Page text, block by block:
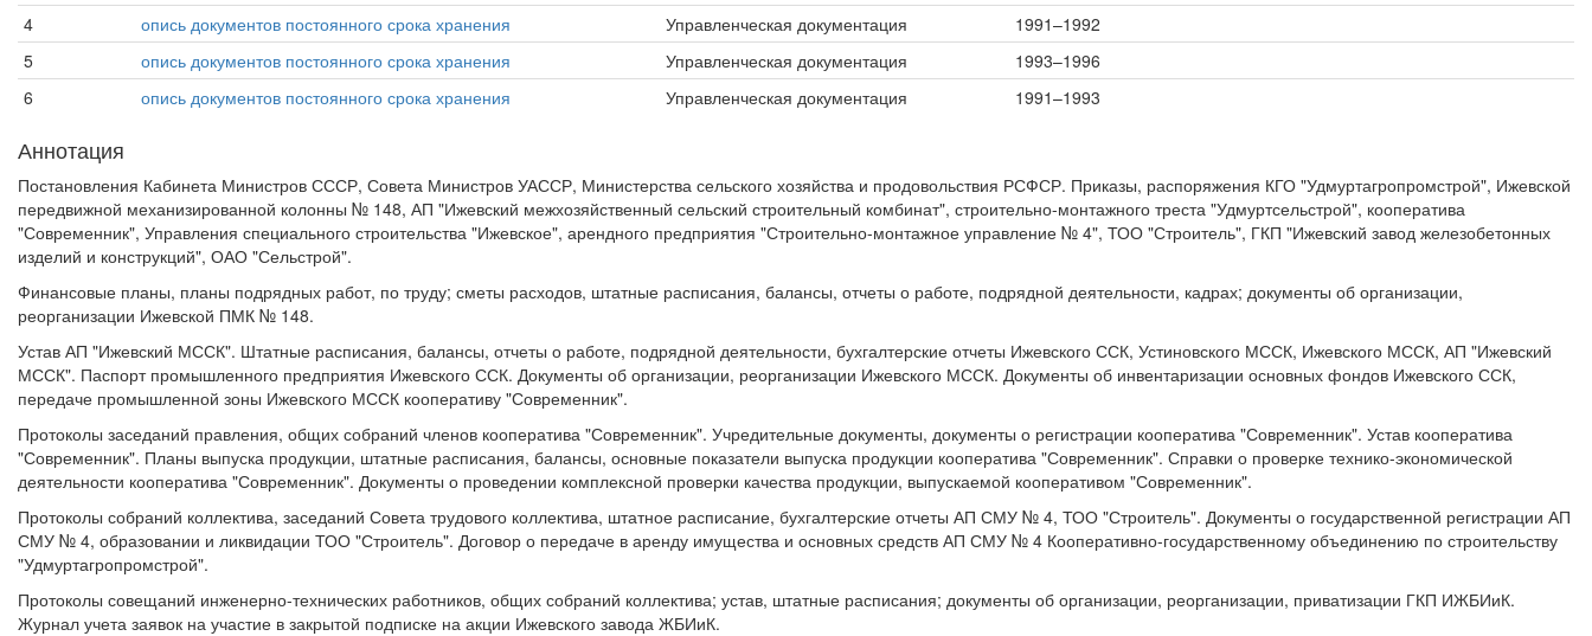
4
опись документов постоянного срока хранения Управленческая документация
1991–1992
5
опись документов постоянного срока хранения Управленческая документация
1993–1996
6
опись документов постоянного срока хранения Управленческая документация 1991–1993
Аннотация
Постановления Кабинета Министров СССР, Совета Министров УАССР, Министерства сельского хозяйства и продовольствия РСФСР. Приказы, распоряжения КГО "Удмуртагропромстрой", Ижевской
передвижной механизированной колонны № 148, АП "Ижевский межхозяйственный сельский строительный комбинат", строительно-монтажного треста "Удмуртсельстрой", кооператива
"Современник", Управления специального строительства "Ижевское", арендного предприятия "Строительно-монтажное управление № 4", ТОО "Строитель", ГКП "Ижевский завод железобетонных
изделий и конструкций", ОАО "Сельстрой".
Финансовые планы, планы подрядных работ, по труду; сметы расходов, штатные расписания, балансы, отчеты о работе, подрядной деятельности, кадрах; документы об организации,
реорганизации Ижевской ПМК № 148.
Устав АП "Ижевский МССК". Штатные расписания, балансы, отчеты о работе, подрядной деятельности, бухгалтерские отчеты Ижевского ССК, Устиновского МССК, Ижевского МССК, АП "Ижевский
МССК". Паспорт промышленного предприятия Ижевского ССК. Документы об организации, реорганизации Ижевского МССК. Документы об инвентаризации основных фондов Ижевского ССК,
передаче промышленной зоны Ижевского МССК кооперативу "Современник".
Протоколы заседаний правления, общих собраний членов кооператива "Современник". Учредительные документы, документы о регистрации кооператива "Современник". Устав кооператива
"Современник". Планы выпуска продукции, штатные расписания, балансы, основные показатели выпуска продукции кооператива "Современник". Справки о проверке технико-экономической
деятельности кооператива "Современник". Документы о проведении комплексной проверки качества продукции, выпускаемой кооперативом "Современник".
Протоколы собраний коллектива, заседаний Совета трудового коллектива, штатное расписание, бухгалтерские отчеты АП СМУ № 4, ТОО "Строитель". Документы о государственной регистрации АП
СМУ № 4, образовании и ликвидации ТОО "Строитель". Договор о передаче в аренду имущества и основных средств АП СМУ № 4 Кооперативно-государственному объединению по строительству
"Удмуртагропромстрой".
Протоколы совещаний инженерно-технических работников, общих собраний коллектива; устав, штатные расписания; документы об организации, реорганизации, приватизации ГКП ИЖБИиК.
Журнал учета заявок на участие в закрытой подписке на акции Ижевского завода ЖБИиК.